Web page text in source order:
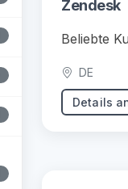
Zendesk
Beliebte
DE
Details